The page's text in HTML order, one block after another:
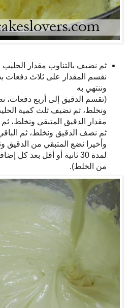
ثم نضيف بالتناوب مقدار الحليب
نقسم المقدار على ثلاث دفعات
وننتهي به
(نقسم الدقيق إلى أربع دفعات،
ونخلط، ثم نضيف ثلث كمية
مقدار الدقيق المتبقي ونخلط،
ثم نصف الدقيق ونخلط، ثم
وأخيرا نضع المتبقي من الدقيق
لمدة 30 ثانية أو أقل بعد كل
من الخلط).